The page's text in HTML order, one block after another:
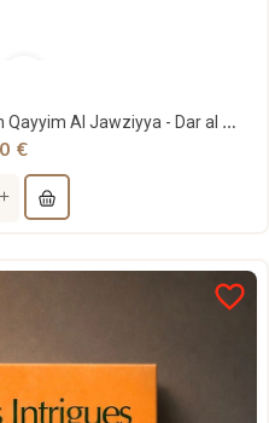
Lettre à tous les musulmans - Ibn Qayyim Al Jawziyya - Dar al Muslim
€
favorite_border